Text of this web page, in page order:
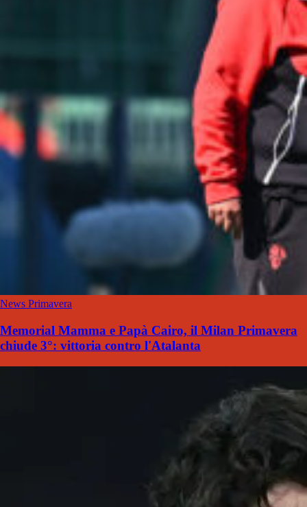
News Primavera
Memorial Mamma e Papà Cairo, il Milan Primavera
chiude 3°: vittoria contro l'Atalanta